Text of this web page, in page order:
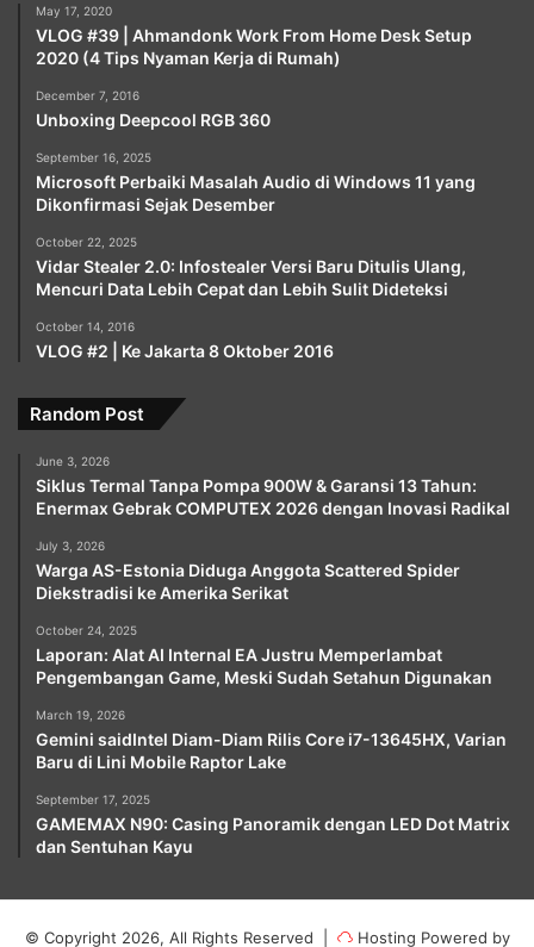
May 17, 2020
VLOG #39 | Ahmandonk Work From Home Desk Setup
2020 (4 Tips Nyaman Kerja di Rumah)
December 7, 2016
Unboxing Deepcool RGB 360
September 16, 2025
Microsoft Perbaiki Masalah Audio di Windows 11 yang
Dikonfirmasi Sejak Desember
October 22, 2025
Vidar Stealer 2.0: Infostealer Versi Baru Ditulis Ulang,
Mencuri Data Lebih Cepat dan Lebih Sulit Dideteksi
October 14, 2016
VLOG #2 | Ke Jakarta 8 Oktober 2016
Random Post
June 3, 2026
Siklus Termal Tanpa Pompa 900W & Garansi 13 Tahun:
Enermax Gebrak COMPUTEX 2026 dengan Inovasi Radikal
July 3, 2026
Warga AS-Estonia Diduga Anggota Scattered Spider
Diekstradisi ke Amerika Serikat
October 24, 2025
Laporan: Alat AI Internal EA Justru Memperlambat
Pengembangan Game, Meski Sudah Setahun Digunakan
March 19, 2026
Gemini saidIntel Diam-Diam Rilis Core i7-13645HX, Varian
Baru di Lini Mobile Raptor Lake
September 17, 2025
GAMEMAX N90: Casing Panoramik dengan LED Dot Matrix
dan Sentuhan Kayu
© Copyright 2026, All Rights Reserved | Hosting Powered by